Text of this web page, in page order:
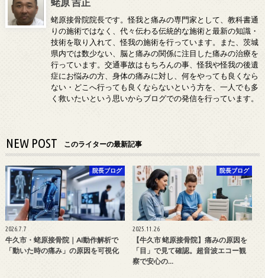
蛯原接骨院院長です。怪我と痛みの専門家として、教科書通
りの施術ではなく、代々伝わる伝統的な施術と最新の知識・
技術を取り入れて、怪我の施術を行っています。また、茨城
県内では数少ない、脳と痛みの関係に注目した痛みの治療を
行っています。交通事故はもちろんの事、怪我や怪我の後遺
症にお悩みの方、身体の痛みに対し、何をやっても良くなら
ない・どこへ行っても良くならないという方を、一人でも多
く救いたいという思いからブログでの発信を行っています。
NEW POST このライターの最新記事
院長ブログ
2026.7.7
牛久市・蛯原接骨院｜AI動作解析で
「動いた時の痛み」の原因を可視化
院長ブログ
2025.11.26
【牛久市 蛯原接骨院】痛みの原因を
「目」で見て確認。超音波エコー観
察で安心の…